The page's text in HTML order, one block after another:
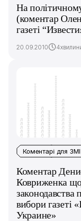
На
(коментар
газеті
20.09.2010
Коментарі для ЗМІ
Коментар
Ковриженка
законодавства
вибори газеті
Украине»